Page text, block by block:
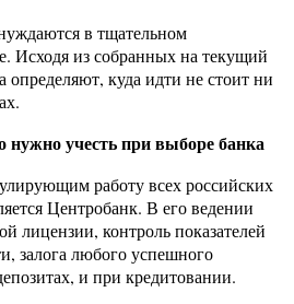
в тщательном
Исходя из собранных на текущий
определяют, куда идти не стоит ни
нужно учесть при выборе банка
работу всех российских
Центробанк. В его ведении
лицензии, контроль показателей
залога любого успешного
и при кредитовании.